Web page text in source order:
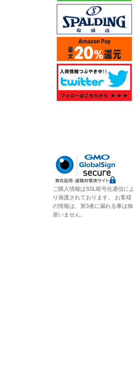
ご購入情報はSSL暗号化通信によ
り保護されております。 お客様
の情報は、第3者に漏れる事は御
座いません。